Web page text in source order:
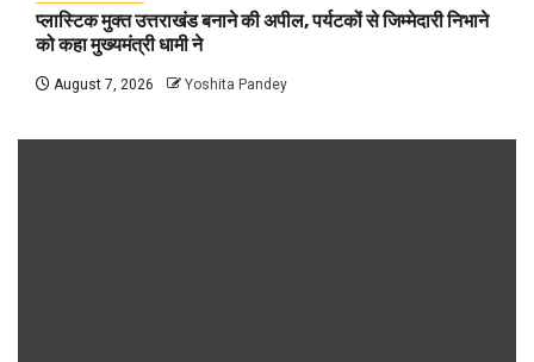
प्लास्टिक मुक्त उत्तराखंड बनाने की अपील, पर्यटकों से जिम्मेदारी निभाने
को कहा मुख्यमंत्री धामी ने
August 7, 2026 Yoshita Pandey